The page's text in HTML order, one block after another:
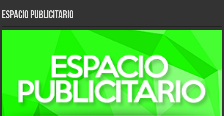
ESPACIO PUBLICITARIO